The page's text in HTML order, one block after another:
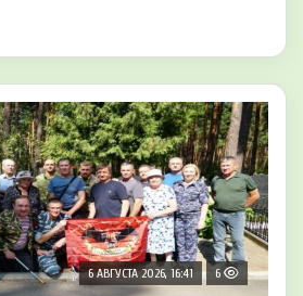
6 АВГУСТА 2026, 16:41 6